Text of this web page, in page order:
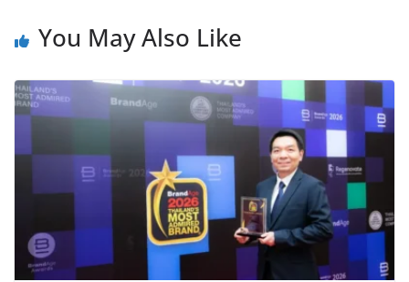
You May Also Like